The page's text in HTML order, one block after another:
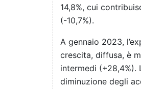
14,8%, cui
(-10,7%).
A gennaio 2023,
crescita, diffusa, è
intermedi (+28,4%).
diminuzione degli